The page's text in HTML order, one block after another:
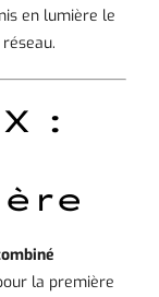
en lumière le
:
la première